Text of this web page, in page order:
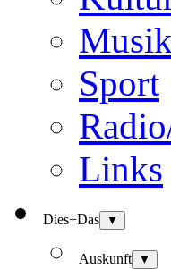
Sport
Links
Dies+Das ▼
Auskunft ▼